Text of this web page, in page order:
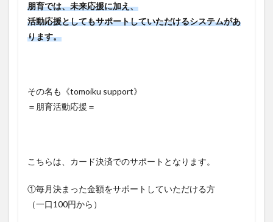
朋育では、未来応援に加え、
活動応援としてもサポートしていただけるシステムがあ
ります。
その名も《tomoiku support》
＝朋育活動応援＝
こちらは、カード決済でのサポートとなります。
①毎月決まった金額をサポートしていただける方
（一口100円から）